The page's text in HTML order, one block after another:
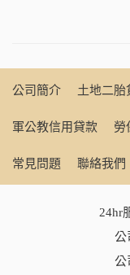
公司簡介 土地二胎
軍公教信用貸款 勞
常見問題 聯絡我們
24hr
公
公